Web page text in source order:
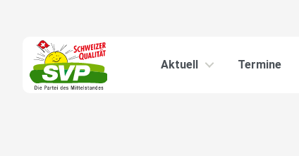
Aktuell Termine